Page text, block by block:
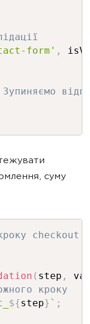
form' ,
суму
checkout
( step ,
кроку
${step} ` ;